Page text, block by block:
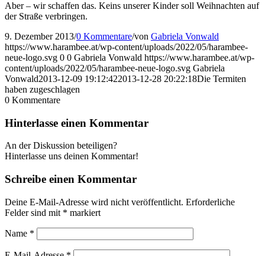
Aber – wir schaffen das. Keins unserer Kinder soll Weihnachten auf
der Straße verbringen.
9. Dezember 2013/0 Kommentare/von Gabriela Vonwald
https://www.harambee.at/wp-content/uploads/2022/05/harambee-
neue-logo.svg 0 0 Gabriela Vonwald https://www.harambee.at/wp-
content/uploads/2022/05/harambee-neue-logo.svg Gabriela
Vonwald2013-12-09 19:12:422013-12-28 20:22:18Die Termiten
haben zugeschlagen
0 Kommentare
Hinterlasse einen Kommentar
An der Diskussion beteiligen?
Hinterlasse uns deinen Kommentar!
Schreibe einen Kommentar
Deine E-Mail-Adresse wird nicht veröffentlicht. Erforderliche
Felder sind mit * markiert
Name *